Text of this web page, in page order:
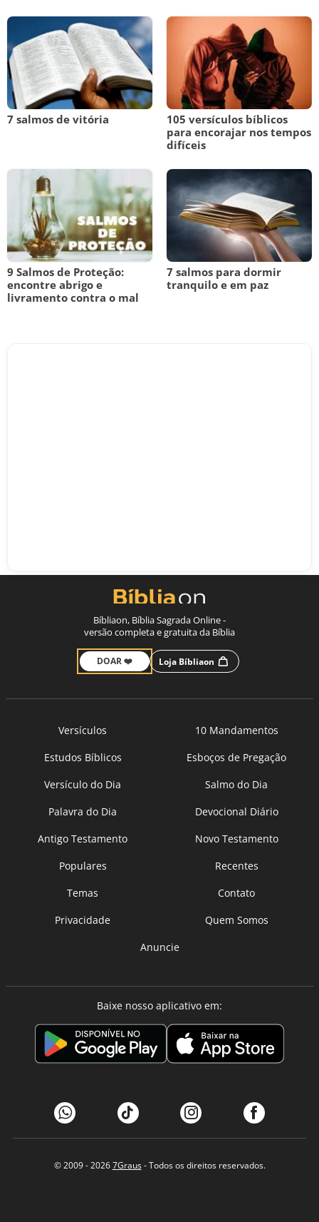
7 salmos de vitória
105 versículos bíblicos
para encorajar nos tempos
difíceis
9 Salmos de Proteção:
encontre abrigo e
livramento contra o mal
7 salmos para dormir
tranquilo e em paz
Bíbliaon, Bíblia Sagrada Online -
versão completa e gratuita da Bíblia
DOAR ❤️ Loja Bíbliaon
Versículos
10 Mandamentos
Estudos Bíblicos
Esboços de Pregação
Versículo do Dia
Salmo do Dia
Palavra do Dia
Devocional Diário
Antigo Testamento
Novo Testamento
Populares
Recentes
Temas
Contato
Privacidade
Quem Somos
Anuncie
Baixe nosso aplicativo em:
© 2009 - 20267Graus- Todos os direitos reservados.